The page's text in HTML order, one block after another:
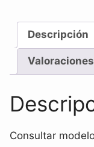
Descripción
Consultar